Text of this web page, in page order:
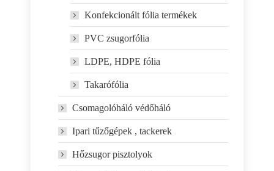
Konfekcionált fólia termékek
PVC zsugorfólia
LDPE, HDPE fólia
Takarófólia
Csomagolóháló védőháló
Ipari tűzőgépek , tackerek
Hőzsugor pisztolyok